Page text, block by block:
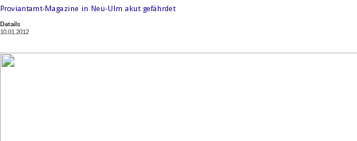
Proviantamt-Magazine in Neu-Ulm akut gefährdet
Details
10.01.2012